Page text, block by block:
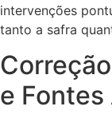
intervenções
tanto a safra
e